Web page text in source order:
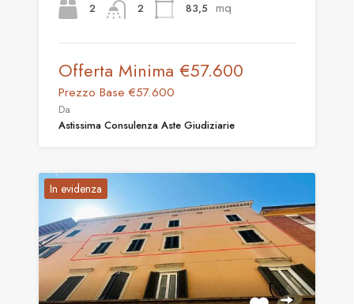
2
2
83,5 mq
Offerta Minima €57.600
Prezzo Base €57.600
Da
Astissima Consulenza Aste Giudiziarie
In evidenza